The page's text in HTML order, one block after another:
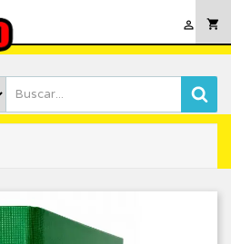
shopping_cart
